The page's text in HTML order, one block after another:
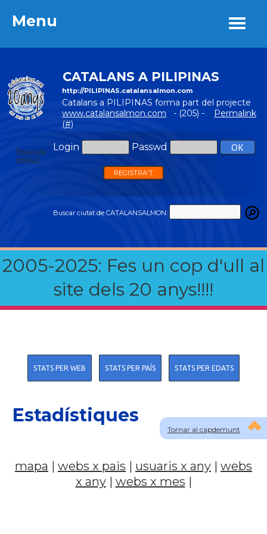
Menu
CATALANS A PILIPINAS
http://PILIPINAS.catalansalmon.com
Catalans a PILIPINAS forma part del projecte
www.catalansalmon.com - (205) - Permalink
(#)
Login Passwd
Password
perdut?
REGISTRA'T
Buscar ciutat de CATALANSALMON:
2005-2025: Fes un cop d'ull al
site dels 20 anys!!!!
Menu
Tornar al capdemunt
STATS PER WEB STATS PER PAÍS STATS PER EDATS
Estadístiques
mapa | webs x pais | usuaris x any | webs
x any| webs x mes |